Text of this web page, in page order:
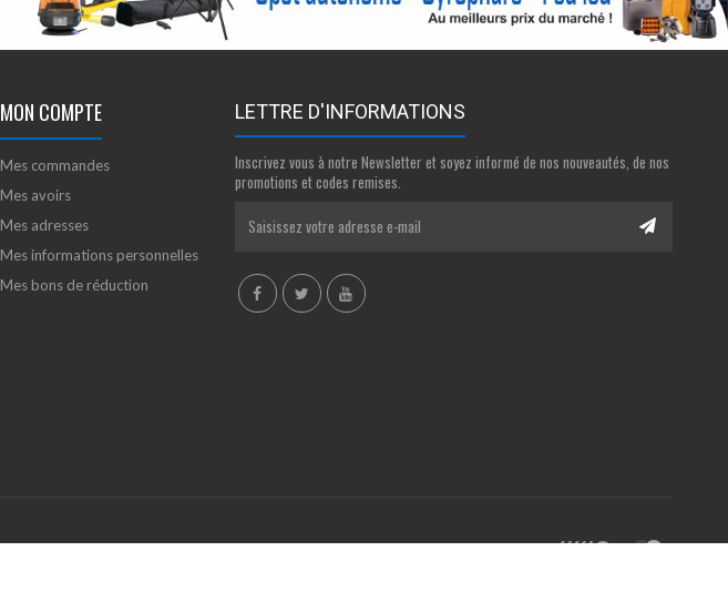
MON COMPTE
Mes commandes
Mes avoirs
Mes adresses
Mes informations personnelles
Mes bons de réduction
LETTRE D'INFORMATIONS
Inscrivez vous à notre Newsletter et soyez informé de nos nouveautés, de nos
promotions et codes remises.